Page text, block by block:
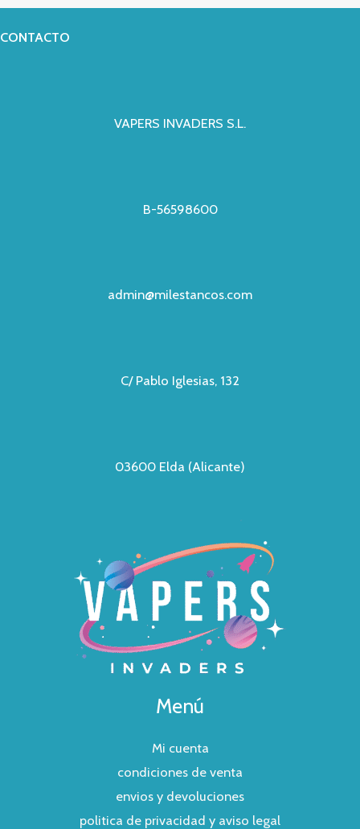
CONTACTO
VAPERS INVADERS S.L.
B-56598600
admin@milestancos.com
C/ Pablo Iglesias, 132
03600 Elda (Alicante)
Menú
Mi cuenta
condiciones de venta
envios y devoluciones
politica de privacidad y aviso legal